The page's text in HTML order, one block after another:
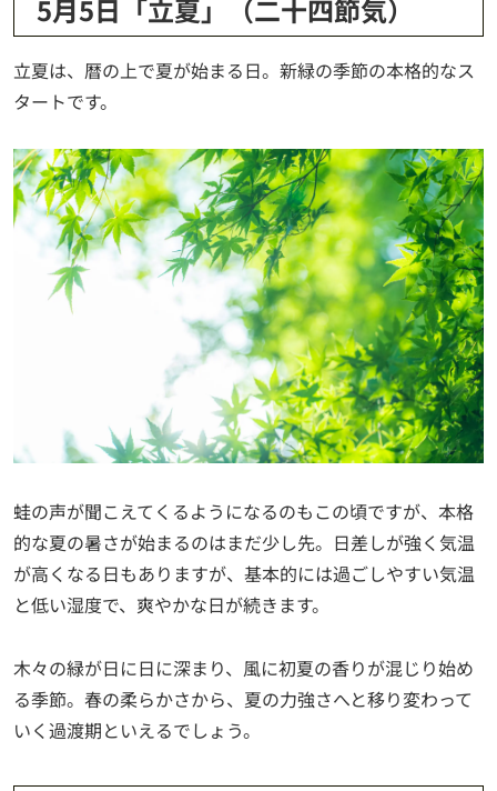
5月5日「立夏」（二十四節気）
立夏は、暦の上で夏が始まる日。新緑の季節の本格的なス
タートです。
蛙の声が聞こえてくるようになるのもこの頃ですが、本格
的な夏の暑さが始まるのはまだ少し先。日差しが強く気温
が高くなる日もありますが、基本的には過ごしやすい気温
と低い湿度で、爽やかな日が続きます。
木々の緑が日に日に深まり、風に初夏の香りが混じり始め
る季節。春の柔らかさから、夏の力強さへと移り変わって
いく過渡期といえるでしょう。